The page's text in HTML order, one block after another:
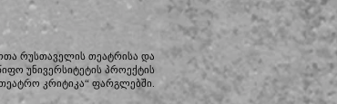
რუსთაველის თეატრისა და
უნივერსიტეტის პროექტის
კრიტიკა“ ფარგლებში.